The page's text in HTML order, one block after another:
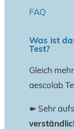
FAQ
Was ist
Test?
Gleich
aescolab
➽ Sehr